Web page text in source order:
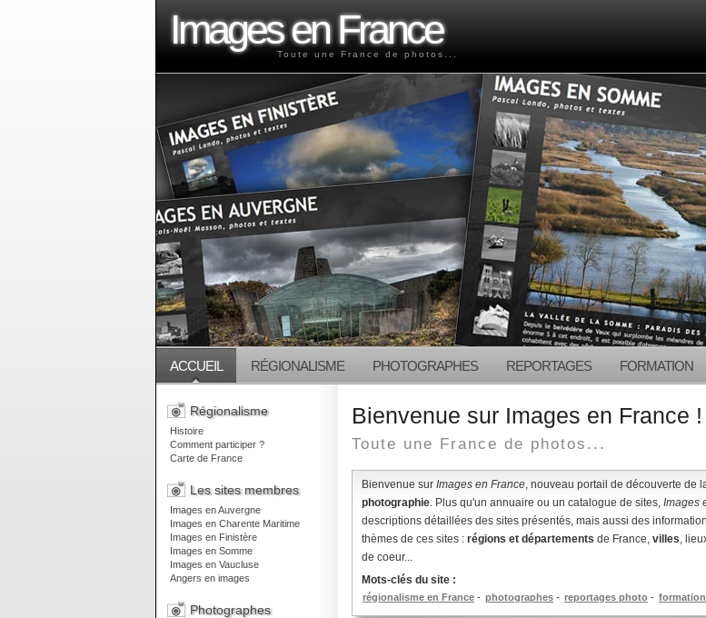
Bienvenue sur Images en France !
Toute une France de photos...
Bienvenue sur Images en France, nouveau portail de découverte de
photographie. Plus qu'un annuaire ou un catalogue de sites, Images
descriptions détaillées des sites présentés, mais aussi des
thèmes de ces sites : régions et départements de France, villes,
de coeur...
Mots-clés du site :
régionalisme en France photographes reportages photo
Régionalisme
Histoire
Comment participer ?
Carte de France
Les sites membres
Images en Auvergne
Images en Charente Maritime
Images en Finistère
Images en Somme
Images en Vaucluse
Angers en images
Photographes
Images en France
Toute une France de photos...
ACCUEIL RÉGIONALISME PHOTOGRAPHES REPORTAGES FORMATION